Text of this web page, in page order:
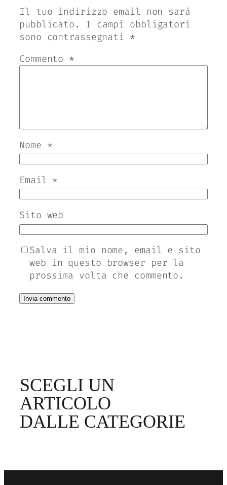
Il tuo indirizzo email non sarà
pubblicato.
I campi obbligatori
sono contrassegnati *
Commento *
Nome *
Email *
Sito web
Salva il mio nome, email e sito
web in questo browser per la
prossima volta che commento.
SCEGLI UN
ARTICOLO
DALLE CATEGORIE